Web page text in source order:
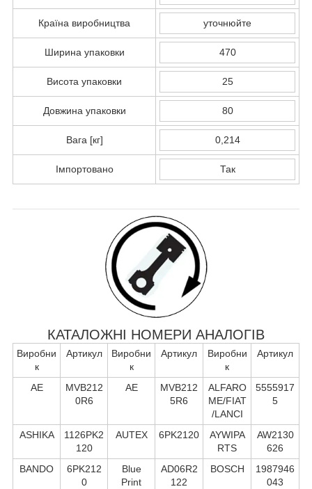
Країна виробництва уточнюйте
Ширина упаковки 470
Висота упаковки 25
Довжина упаковки 80
Вага [кг] 0,214
Імпортовано Так
КАТАЛОЖНІ НОМЕРИ АНАЛОГІВ
Виробни
к
Артикул
Виробни
к
Артикул
Виробни
к
Артикул
AE
MVB212
0R6
AE
MVB212
5R6
ALFARO
ME/FIAT
/LANCI
5555917
5
ASHIKA
1126PK2
120
AUTEX 6PK2120
AYWIPA
RTS
AW2130
626
BANDO
6PK212
0
Blue
Print
AD06R2
122
BOSCH
1987946
043